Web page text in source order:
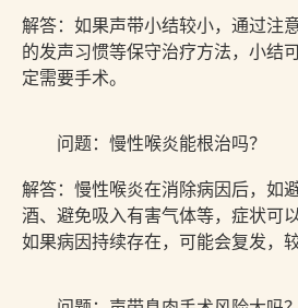
解答：如果声带小结较小，通过注
的发声习惯等保守治疗方法，小结
定需要手术。
问题：慢性喉炎能根治吗？
解答：慢性喉炎在消除病因后，如
酒、避免吸入有害气体等，症状可
如果病因持续存在，可能会复发，